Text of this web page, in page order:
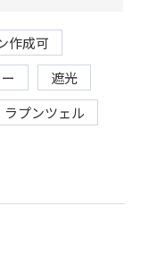
作成可
遮光
ラプンツェル